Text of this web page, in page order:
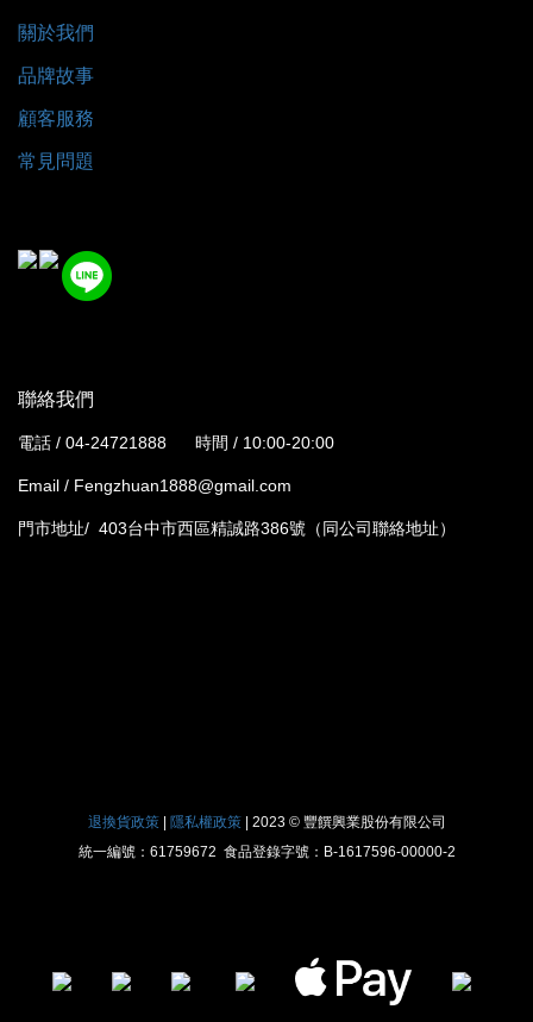
關於我們
品牌故事
顧客服務
常見問題
聯絡我們
電話 / 04-24721888 時間 / 10:00-20:00
Email / Fengzhuan1888@gmail.com
門市地址/ 403台中市西區精誠路386號（同公司聯絡地址）
退換貨政策| 隱私權政策| 2023 © 豐饌興業股份有限公司
統一編號：61759672 食品登錄字號：B-1617596-00000-2